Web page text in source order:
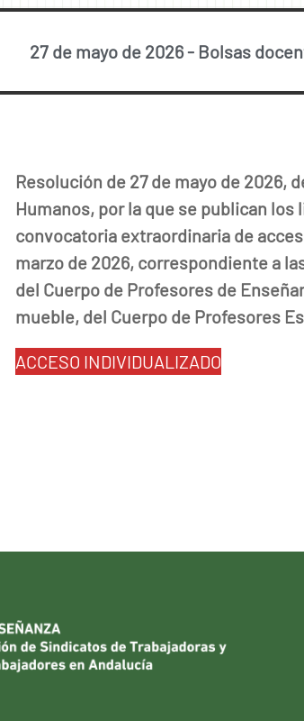
27 de mayo de 2026- Bolsas
Resolución de 27 de mayo de 2026,
Humanos, por la que se publican
convocatoria extraordinaria de
marzo de 2026, correspondiente a
del Cuerpo de Profesores de
mueble, del Cuerpo de Profesores
ACCESO INDIVIDUALIZADO